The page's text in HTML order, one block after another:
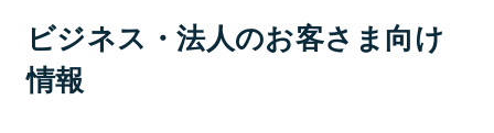
ビジネス・法人のお客さま向け
情報